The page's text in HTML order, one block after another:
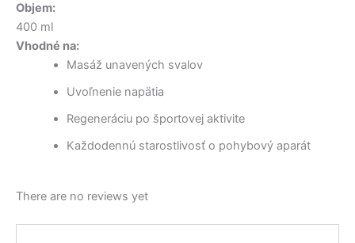
Objem:
400 ml
Vhodné na:
Masáž unavených svalov
Uvoľnenie napätia
Regeneráciu po športovej aktivite
Každodennú starostlivosť o pohybový aparát
There are no reviews yet